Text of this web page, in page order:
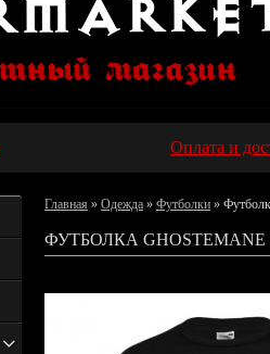
Оплата и
Главная » Одежда » Футболки »
ФУТБОЛКА GHOSTEMANE